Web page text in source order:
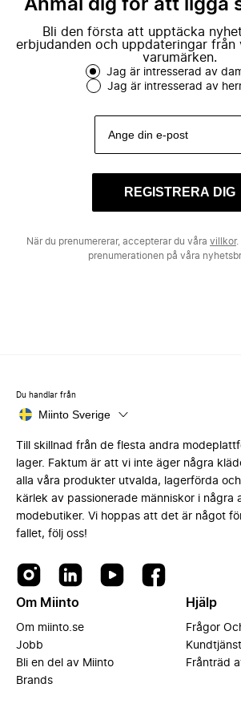
Anmäl dig för att ligga
Bli den första att upptäcka
erbjudanden och uppdateringar från
varumärken.
Jag är intresserad av
Jag är intresserad av
REGISTRERA DIG
När du prenumererar, accepterar du våra villkor.
prenumerationen på våra
Du handlar från
Miinto Sverige
Till skillnad från de flesta andra
lager. Faktum är att vi inte äger några
alla våra produkter utvalda, lagerförda
kärlek av passionerade människor i några
modebutiker. Vi hoppas att det är något
fallet, följ oss!
Om Miinto
Om miinto.se
Jobb
Bli en del av Miinto
Brands
Hjälp
Frågor
Kundtjänst
Frånträd